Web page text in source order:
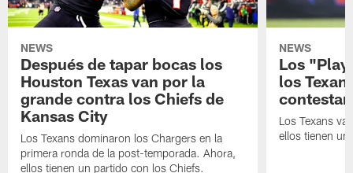
NEWS
Después de tapar bocas los
Houston Texas van por la
grande contra los Chiefs de
Kansas City
Los Texans dominaron los Chargers en la
primera ronda de la post-temporada. Ahora,
ellos tienen un partido con los Chiefs.
NEWS
Los
los
contestar
Los Texans
ellos tienen un